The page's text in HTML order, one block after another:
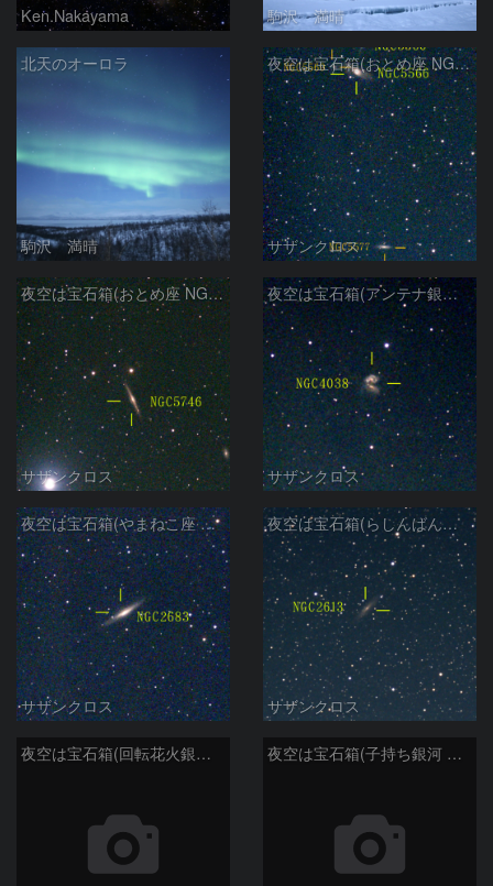
Ken.Nakayama 駒沢 満晴
北天のオーロラ
駒沢 満晴
夜空は宝石箱(おとめ座 NGC5566) Seestar50
サザンクロス
夜空は宝石箱(おとめ座 NGC5746) Seestar50
サザンクロス
夜空は宝石箱(アンテナ銀河 NGC4038) Seestar50
サザンクロス
夜空は宝石箱(やまねこ座 NGC2683) Seestar50
サザンクロス
夜空は宝石箱(らしんばん座 NGC2613) Seestar50
サザンクロス
夜空は宝石箱(回転花火銀河 M101) Seestar50 夜空は宝石箱(子持ち銀河 M51) Seestar50